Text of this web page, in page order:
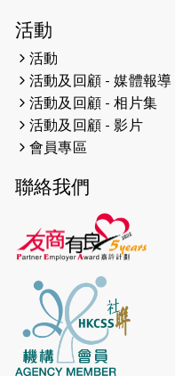
2026-04-19
2026-04-16
猛龍
（
2026-04-12
2026-04-11
2026-04-10 太古
2026-04-09
2026-04-02
活動
活動
活動及回顧 - 媒體報導
活動及回顧 - 相片集
活動及回顧 - 影片
會員專區
聯絡我們